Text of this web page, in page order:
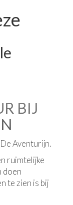
BIJ
Aventurijn.
ruimtelijke
doen
te zien is bij